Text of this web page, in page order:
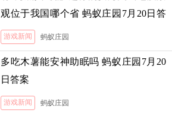
观位于我国哪个省 蚂蚁庄园7月20日答
案
游戏新闻 蚂蚁庄园
多吃木薯能安神助眠吗 蚂蚁庄园7月20
日答案
游戏新闻 蚂蚁庄园